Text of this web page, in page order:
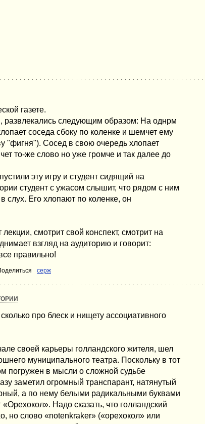
газете.
развлекались следующим образом: На однрм
соседа сбоку по коленке и шемчет ему
"фигня"). Сосед в свою очередь хлопает
то-же слово но уже громче и так далее до
эту игру и студент сидящий на
студент с ужасом слышит, что рядом с ним
слух. Его хлопают по коленке, он
смотрит свой конспект, смотрит на
взгляд на аудиторию и говорит:
правильно!
серж
про блеск и нищету ассоциативного
своей карьеры голландского жителя, шел
муниципального театра. Поскольку в тот
погружен в мысли о сложной судьбе
заметил огромный транспарант, натянутый
а по нему белыми радикальными буквами
Надо сказать, что голландский
но слово «notenkraker» («орехокол» или